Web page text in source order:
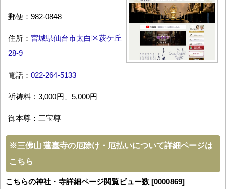
郵便：982-0848
住所： 宮城県仙台市太白区萩ケ丘
28-9
電話： 022-264-5133
祈祷料：3,000円、5,000円
御本尊：三宝尊
※三佛山 蓮臺寺の厄除け・厄払いについて詳細ページは
こちら
こちらの神社・寺詳細ページ閲覧ビュー数 [0000869]